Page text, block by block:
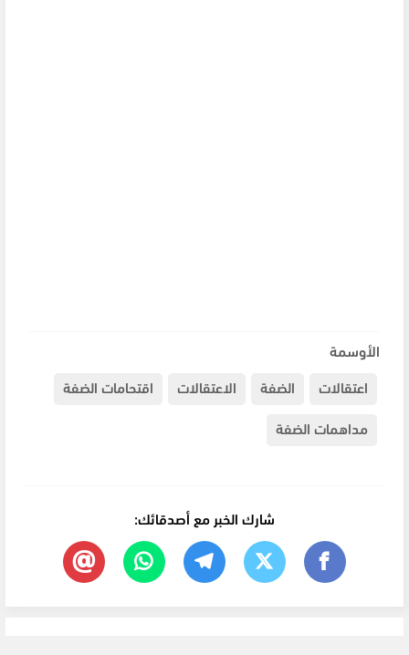
الأوسمة
اعتقالات
الضفة الاعتقالات
اقتحامات الضفة
مداهمات الضفة
شارك الخبر مع أصدقائك: